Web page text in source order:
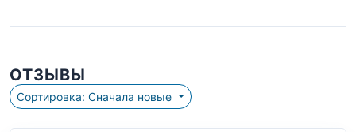
ОТЗЫВЫ
Сортировка: Сначала новые